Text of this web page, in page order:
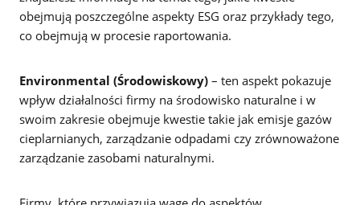
obejmują poszczególne aspekty ESG oraz przykłady tego,
co obejmują w procesie raportowania.
Environmental (Środowiskowy) – ten aspekt pokazuje
wpływ działalności firmy na środowisko naturalne i w
swoim zakresie obejmuje kwestie takie jak emisje gazów
cieplarnianych, zarządzanie odpadami czy zrównoważone
zarządzanie zasobami naturalnymi.